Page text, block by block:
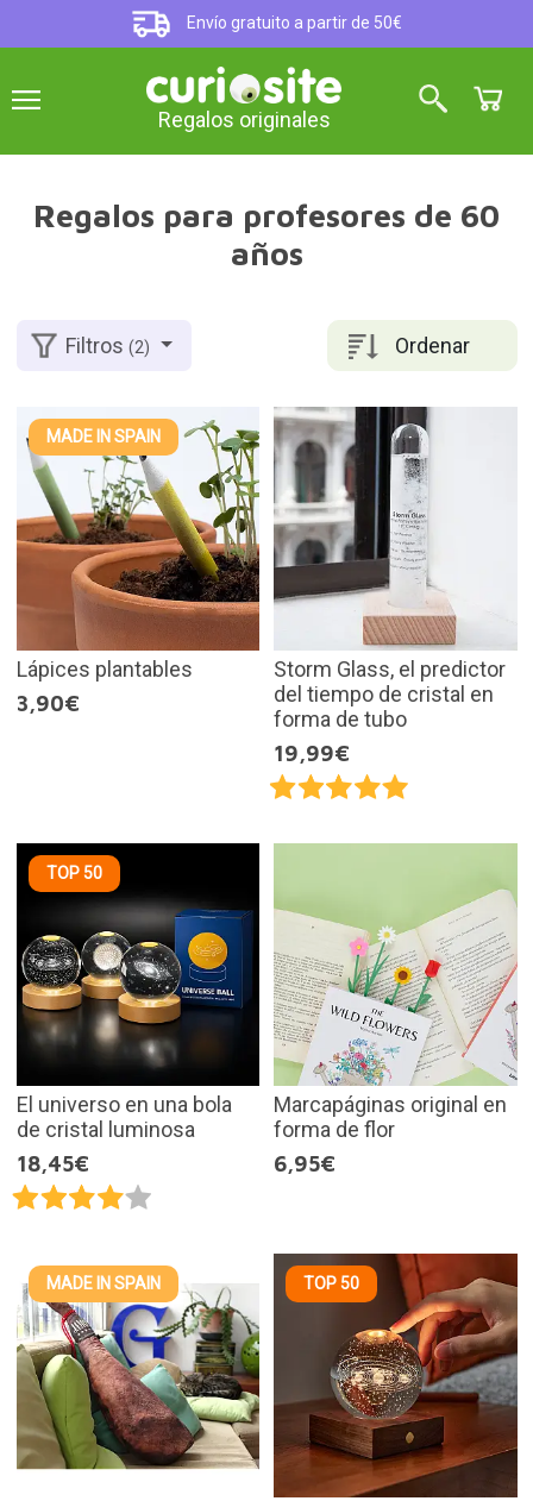
Envío gratuito a partir de 50€
Regalos originales
Regalos para profesores de 60
años
Ordenar
Filtros(2)
MADE IN SPAIN
Lápices plantables
3,90€
Storm Glass, el predictor
del tiempo de cristal en
forma de tubo
19,99€
TOP 50
El universo en una bola
de cristal luminosa
18,45€
Marcapáginas original en
forma de flor
6,95€
MADE IN SPAIN TOP 50